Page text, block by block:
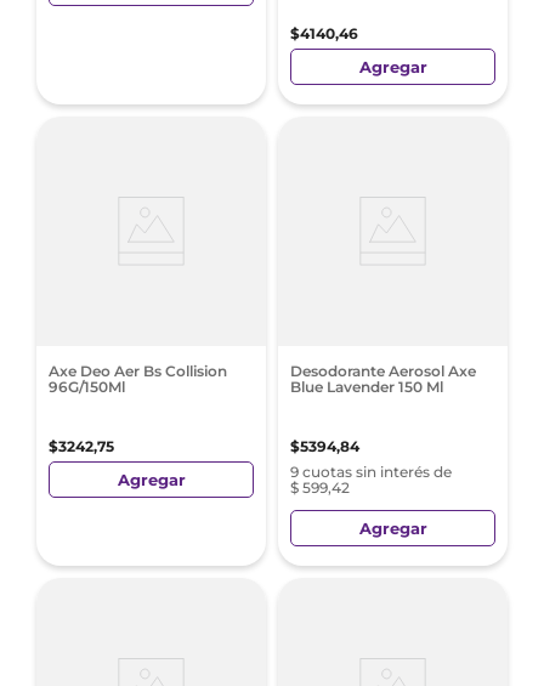
$4140,46
Agregar
Axe Deo Aer Bs Collision
96G/150Ml
$3242,75
Agregar
Desodorante Aerosol Axe
Blue Lavender 150 Ml
$5394,84
9 cuotas sin interés de
$ 599,42
Agregar